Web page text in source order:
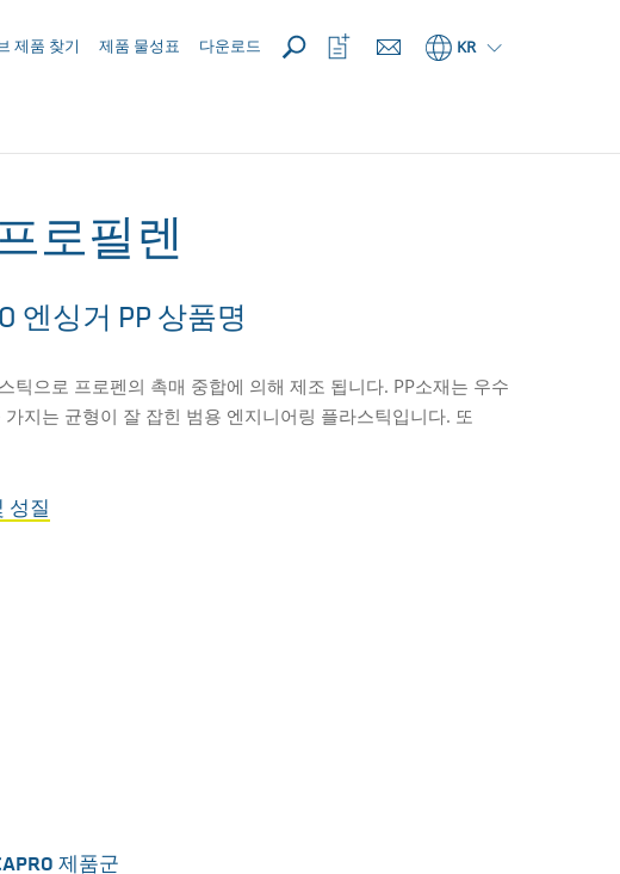
제품 찾기 제품 물성표 다운로드 KR
관
심
기
로필렌
엔싱거 PP 상품명
으로 프로펜의 촉매 중합에 의해 제조 됩니다. PP소재는 우수
지는 균형이 잘 잡힌 범용 엔지니어링 플라스틱입니다. 또
성질
제품군